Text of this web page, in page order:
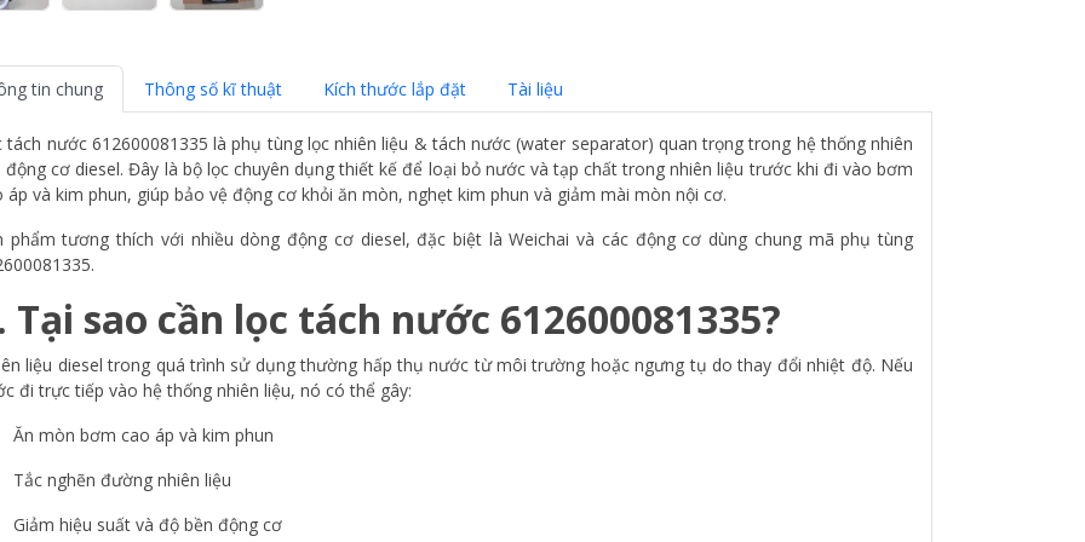
tin chung Thông số kĩ thuật Kích thước lắp đặt Tài liệu
tách nước 612600081335 là phụ tùng lọc nhiên liệu & tách nước (water separator) quan trọng trong hệ thống nhiên
động cơ diesel. Đây là bộ lọc chuyên dụng thiết kế để loại bỏ nước và tạp chất trong nhiên liệu trước khi đi vào bơm
áp và kim phun, giúp bảo vệ động cơ khỏi ăn mòn, nghẹt kim phun và giảm mài mòn nội cơ.
phẩm tương thích với nhiều dòng động cơ diesel, đặc biệt là Weichai và các động cơ dùng chung mã phụ tùng
Tại sao cần lọc tách nước 612600081335?
liệu diesel trong quá trình sử dụng thường hấp thụ nước từ môi trường hoặc ngưng tụ do thay đổi nhiệt độ. Nếu
đi trực tiếp vào hệ thống nhiên liệu, nó có thể gây:
Ăn mòn bơm cao áp và kim phun
Tắc nghẽn đường nhiên liệu
Giảm hiệu suất và độ bền động cơ